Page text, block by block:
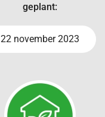
geplant:
22 november 2023